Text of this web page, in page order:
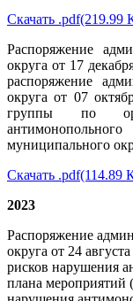
Скачать .pdf(219.99
Распоряжение
округа от 17
распоряжение
округа от 07
группы по
антимонопольного
муниципального
Скачать .pdf(114.89
2023
Распоряжение
округа от 24
рисков нарушения
плана